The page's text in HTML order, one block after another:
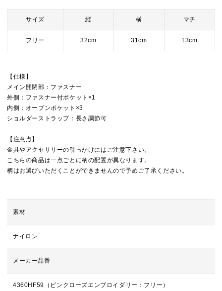
サイズ 縦 横 マチ
フリー 32cm 31cm 13cm
【仕様】
メイン開閉部：ファスナー
外側：ファスナー付ポケット×1
内側：オープンポケット×3
ショルダーストラップ：長さ調節可
【注意点】
金具やアクセサリーの引っかけにはご注意下さい。
こちらの商品は一点ごとに柄の配置が異なります。
柄はお選びいただくことができませんので予めご了承ください。
素材
ナイロン
メーカー品番
4360HF59（ピンクローズエンブロイダリー：フリー）